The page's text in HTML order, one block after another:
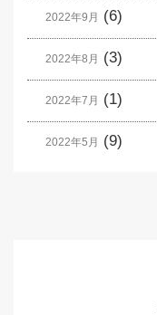
2022年9月 (6)
2022年8月 (3)
2022年7月 (1)
2022年5月 (9)